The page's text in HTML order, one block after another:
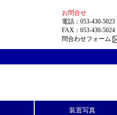
装置写真
お問合せ
電話：053-430-5023
FAX：053-430-5024
問合わせフォーム